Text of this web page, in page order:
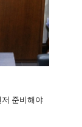
저 준비해야